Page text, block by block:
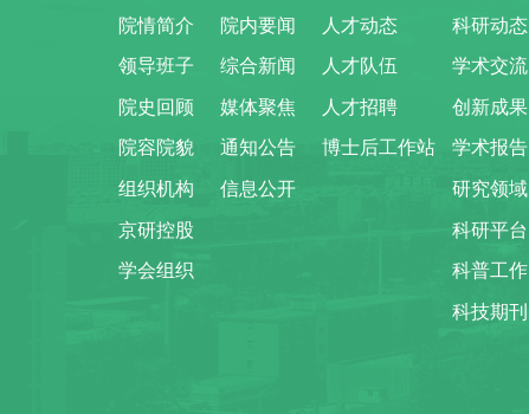
院情简介
领导班子
院史回顾
院容院貌
组织机构
京研控股
学会组织
院内要闻
综合新闻
媒体聚焦
通知公告
信息公开
人才动态
人才队伍
人才招聘
博士后工作站
科研动态
学术交流
创新成果
学术报告
研究领域
科研平台
科普工作
科技期刊